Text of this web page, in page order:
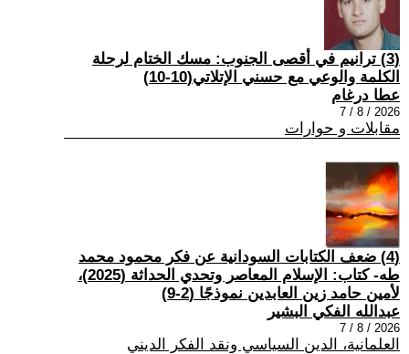
(3) ترانيم في أقصى الجنوب: مسك الختام لرحلة
الكلمة والوعي مع حسني الإتلاتي(10-10)
عطا درغام
2026 / 8 / 7
مقابلات و حوارات
(4) ضعف الكتابات السودانية عن فكر محمود محمد
طه- كتاب: الإسلام المعاصر وتحدي الحداثة (2025)،
لأمين حامد زين العابدين نموذجًا (2-9)
عبدالله الفكي البشير
2026 / 8 / 7
العلمانية، الدين السياسي ونقد الفكر الديني